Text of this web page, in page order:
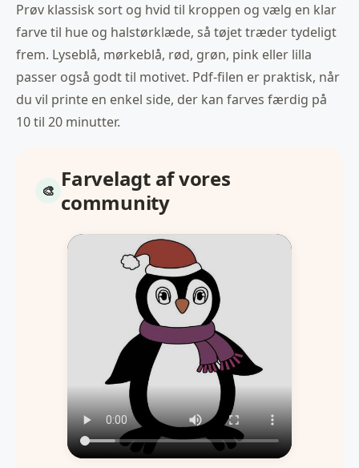
Prøv klassisk sort og hvid til kroppen og vælg en klar
farve til hue og halstørklæde, så tøjet træder tydeligt
frem. Lyseblå, mørkeblå, rød, grøn, pink eller lilla
passer også godt til motivet. Pdf-filen er praktisk, når
du vil printe en enkel side, der kan farves færdig på
10 til 20 minutter.
Farvelagt af vores
community